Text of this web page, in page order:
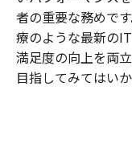
者の重要な務めで
療のような最新の
満足度の向上を両
目指してみてはい